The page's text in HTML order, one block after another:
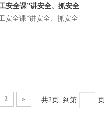
安全课”讲安全、抓安全
安全课”讲安全、抓安全
2 » 共2页 到第 页